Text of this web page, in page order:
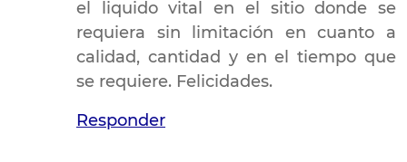
el liquido vital en el sitio donde se
requiera sin limitación en cuanto a
calidad, cantidad y en el tiempo que
se requiere. Felicidades.
Responder